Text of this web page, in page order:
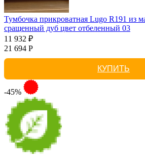
Тумбочка прикроватная Lugo R191 из
сращенный дуб цвет отбеленный 03
11 932 ₽
21 694 Р
КУПИТЬ
-45%